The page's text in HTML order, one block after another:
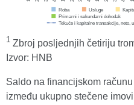
1 Zbroj posljednjih četiriju
Izvor: HNB
Saldo na financijskom
između ukupno stečene